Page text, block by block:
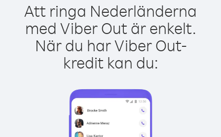
Att ringa Nederländerna
med Viber Out är enkelt.
När du har Viber Out-
kredit kan du: